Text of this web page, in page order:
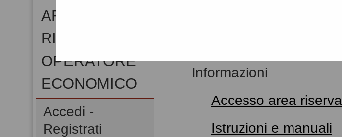
Informazioni
Accesso area
Istruzioni e manuali
AREA
RISERVATA
OPERATORE
ECONOMICO
Accedi -
Registrati